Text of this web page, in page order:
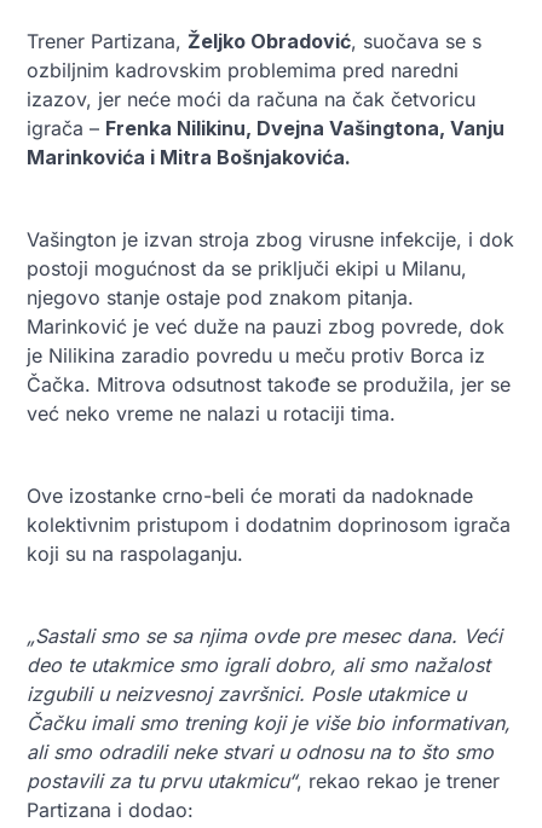
Trener Partizana, Željko Obradović, suočava se s
ozbiljnim kadrovskim problemima pred naredni
izazov, jer neće moći da računa na čak četvoricu
igrača – Frenka Nilikinu, Dvejna Vašingtona, Vanju
Marinkovića i Mitra Bošnjakovića.
Vašington je izvan stroja zbog virusne infekcije, i dok
postoji mogućnost da se priključi ekipi u Milanu,
njegovo stanje ostaje pod znakom pitanja.
Marinković je već duže na pauzi zbog povrede, dok
je Nilikina zaradio povredu u meču protiv Borca iz
Čačka. Mitrova odsutnost takođe se produžila, jer se
već neko vreme ne nalazi u rotaciji tima.
Ove izostanke crno-beli će morati da nadoknade
kolektivnim pristupom i dodatnim doprinosom igrača
koji su na raspolaganju.
„Sastali smo se sa njima ovde pre mesec dana. Veći
deo te utakmice smo igrali dobro, ali smo nažalost
izgubili u neizvesnoj završnici. Posle utakmice u
Čačku imali smo trening koji je više bio informativan,
ali smo odradili neke stvari u odnosu na to što smo
postavili za tu prvu utakmicu“, rekao rekao je trener
Partizana i dodao: